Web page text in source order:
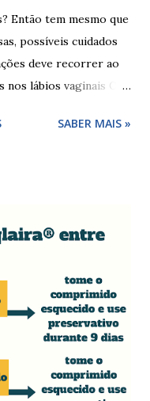
Então tem mesmo que
possíveis cuidados
deve recorrer ao
nos lábios vaginais Os
ou actos mais
tratar as fissuras
pastosa de vitamina
duas vezes ao dia
retomar as relações
cicatrizada e que
lubrific...
SABER MAIS »